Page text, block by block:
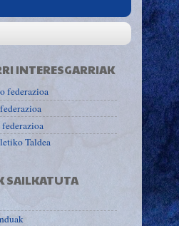
INTERESGARRIAK
federazioa
Taldea
SAILKATUTA